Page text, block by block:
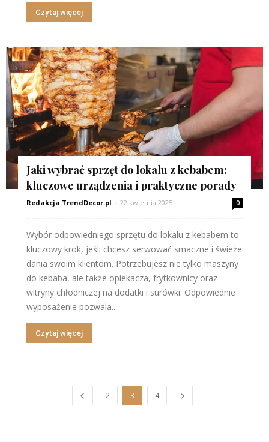
Czytaj więcej
Jaki wybrać sprzęt do lokalu z kebabem:
kluczowe urządzenia i praktyczne porady
Redakcja TrendDecor.pl - 22 kwietnia 2025 0
Wybór odpowiedniego sprzętu do lokalu z kebabem to
kluczowy krok, jeśli chcesz serwować smaczne i świeże
dania swoim klientom. Potrzebujesz nie tylko maszyny
do kebaba, ale także opiekacza, frytkownicy oraz
witryny chłodniczej na dodatki i surówki. Odpowiednie
wyposażenie pozwala...
Czytaj więcej
2 3 4